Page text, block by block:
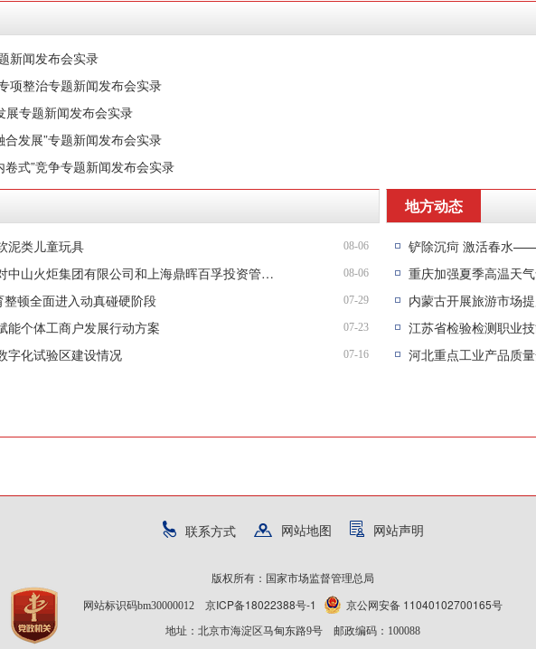
新闻发布会实录
项整治专题新闻发布会实录
展专题新闻发布会实录
发展”专题新闻发布会实录
式”竞争专题新闻发布会实录
泥类儿童玩具 08-06
一图读懂 | 市场监管总局对中山火炬集团有限公司和上海鼎晖百孚投资管理有限公司各罚款175万元 08-06
整顿全面进入动真碰硬阶段 07-29
能个体工商户发展行动方案 07-23
字化试验区建设情况 07-16
地方动态
重庆加强夏季高温天
内蒙古开展旅游市场
江苏省检验检测职业
联系方式 网站地图 网站声明
版权所有：国家市场监督管理总局
网站标识码bm30000012 京ICP备18022388号-1 京公网安备 11040102700165号
地址：北京市海淀区马甸东路9号 邮政编码：100088